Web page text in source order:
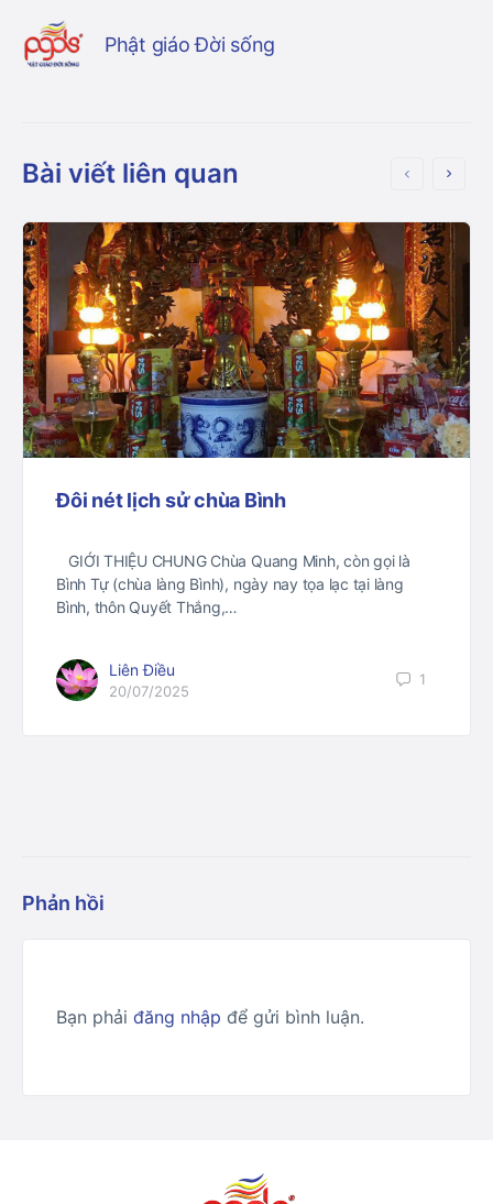
Phật giáo Đời sống
Bài viết liên quan
Đôi nét lịch sử chùa Bình
GIỚI THIỆU CHUNG Chùa Quang Minh, còn gọi là
Bình Tự (chùa làng Bình), ngày nay tọa lạc tại làng
Bình, thôn Quyết Thắng,…
Liên Điều
20/07/2025
1
Phản hồi
Bạn phải đăng nhập để gửi bình luận.